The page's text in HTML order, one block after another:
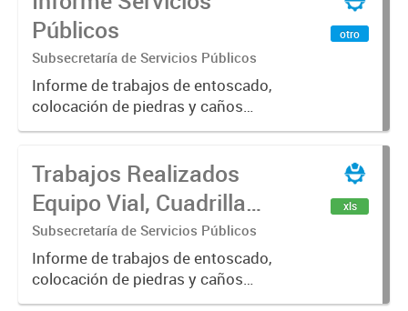
Públicos
Subsecretaría de Servicios Públicos
Informe de trabajos de entoscado,
colocación de piedras y caños
(zanjeo - cruce de calles) Informe
construcción, colocación de tapa
registro, reparación...
otro
Trabajos Realizados
Equipo Vial, Cuadrilla
Bacheo, Servicio
Eléctrico - Noviembre
2021
Subsecretaría de Servicios Públicos
Informe de trabajos de entoscado,
colocación de piedras y caños
(zanjeo - cruce de calles) Informe
xls